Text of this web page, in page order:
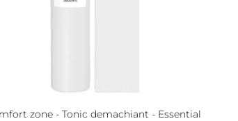
zone - Tonic demachiant - Essential